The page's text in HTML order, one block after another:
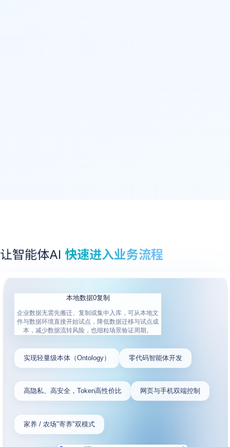
让智能体AI 快速进入业务流程
本地数据0复制
企业数据无需先搬迁、复制或集中入库，可从本地文
件与数据环境直接开始试点，降低数据迁移与试点成
本，减少数据流转风险，也细粒场景验证周期。
实现轻量级本体（Ontology） 零代码智能体开发
高隐私、高安全，Token高性价比 网页与手机双端控制
家养 / 农场"寄养"双模式